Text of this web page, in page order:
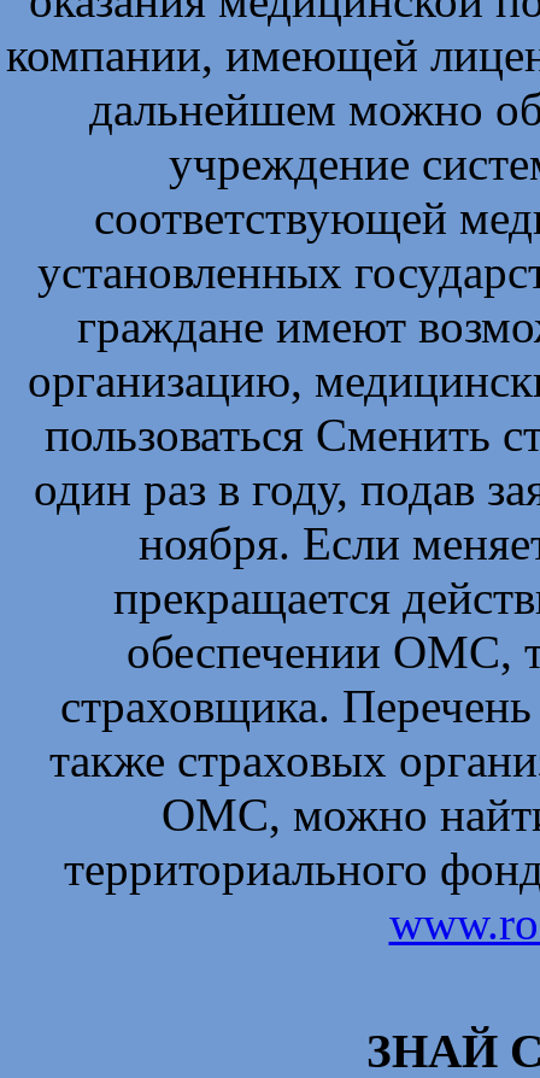
компании, имеющей
дальнейшем можно
учреждение
соответствующей
установленных
граждане имеют
организацию,
пользоваться Сменить
один раз в году, подав
ноября. Если
прекращается
обеспечении ОМС,
страховщика.
также страховых
ОМС, можно
территориального
ЗНАЙ